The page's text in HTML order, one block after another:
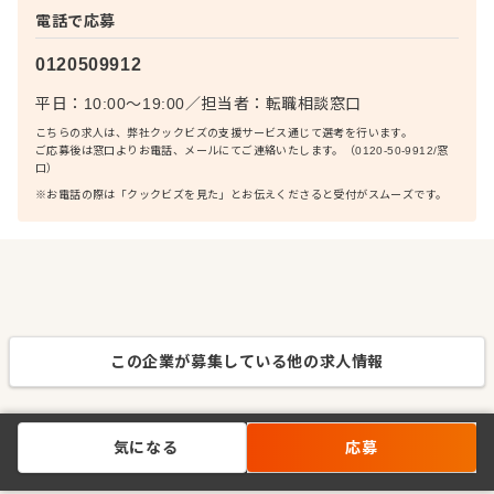
電話で応募
0120509912
平日：10:00〜19:00／担当者： 転職相談窓口
こちらの求人は、弊社クックビズの支援サービス通じて選考を行います。
ご応募後は窓口よりお電話、メールにてご連絡いたします。（0120-50-9912/窓
口）
※お電話の際は「クックビズを見た」とお伝えくださると受付がスムーズです。
この企業が募集している他の求人情報
気になる 応募